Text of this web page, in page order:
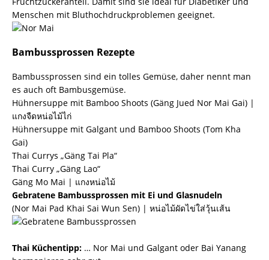
Menschen mit Bluthochdruckproblemen geeignet.
Bambussprossen Rezepte
Bambussprossen sind ein tolles Gemüse, daher nennt man
es auch oft Bambusgemüse.
Hühnersuppe mit Bamboo Shoots (Gäng Jued Nor Mai Gai) |
แกงจืดหน่อไม้ไก่
Hühnersuppe mit Galgant und Bamboo Shoots (Tom Kha
Gai)
Thai Currys „Gäng Tai Pla“
Thai Curry „Gäng Lao“
Gäng Mo Mai | แกงหน่อไม้
Gebratene Bambussprossen mit Ei und Glasnudeln
(Nor Mai Pad Khai Sai Wun Sen) | หน่อไม้ผัดไข่ใส่วุ้นเส้น
Thai Küchentipp: … Nor Mai und Galgant oder Bai Yanang